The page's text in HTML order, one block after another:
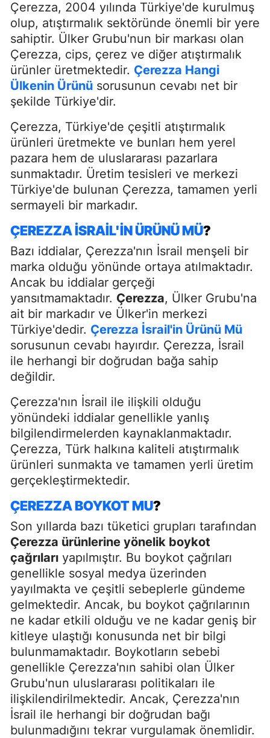
Çerezza, 2004 yılında Türkiye'de kurulmuş
olup, atıştırmalık sektöründe önemli bir yere
sahiptir. Ülker Grubu'nun bir markası olan
Çerezza, cips, çerez ve diğer atıştırmalık
ürünler üretmektedir. Çerezza Hangi
Ülkenin Ürünü sorusunun cevabı net bir
şekilde Türkiye'dir.
Çerezza, Türkiye'de çeşitli atıştırmalık
ürünleri üretmekte ve bunları hem yerel
pazara hem de uluslararası pazarlara
sunmaktadır. Üretim tesisleri ve merkezi
Türkiye'de bulunan Çerezza, tamamen yerli
sermayeli bir markadır.
ÇEREZZA İSRAIL'IN ÜRÜNÜ MÜ?
Bazı iddialar, Çerezza'nın İsrail menşeli bir
marka olduğu yönünde ortaya atılmaktadır.
Ancak bu iddialar gerçeği
yansıtmamaktadır. Çerezza, Ülker Grubu'na
ait bir markadır ve Ülker'in merkezi
Türkiye'dedir. Çerezza İsrail'in Ürünü Mü
sorusunun cevabı hayırdır. Çerezza, İsrail
ile herhangi bir doğrudan bağa sahip
değildir.
Çerezza'nın İsrail ile ilişkili olduğu
yönündeki iddialar genellikle yanlış
bilgilendirmelerden kaynaklanmaktadır.
Çerezza, Türk halkına kaliteli atıştırmalık
ürünleri sunmakta ve tamamen yerli üretim
gerçekleştirmektedir.
ÇEREZZA BOYKOT MU?
Son yıllarda bazı tüketici grupları tarafından
Çerezza ürünlerine yönelik boykot
çağrıları yapılmıştır. Bu boykot çağrıları
genellikle sosyal medya üzerinden
yayılmakta ve çeşitli sebeplerle gündeme
gelmektedir. Ancak, bu boykot çağrılarının
ne kadar etkili olduğu ve ne kadar geniş bir
kitleye ulaştığı konusunda net bir bilgi
bulunmamaktadır. Boykotların sebebi
genellikle Çerezza'nın sahibi olan Ülker
Grubu'nun uluslararası politikaları ile
ilişkilendirilmektedir. Ancak, Çerezza'nın
İsrail ile herhangi bir doğrudan bağı
bulunmadığını tekrar vurgulamak önemlidir.